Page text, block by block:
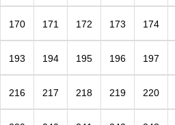
170 171 172 173 174
193 194 195 196 197
216 217 218 219 220